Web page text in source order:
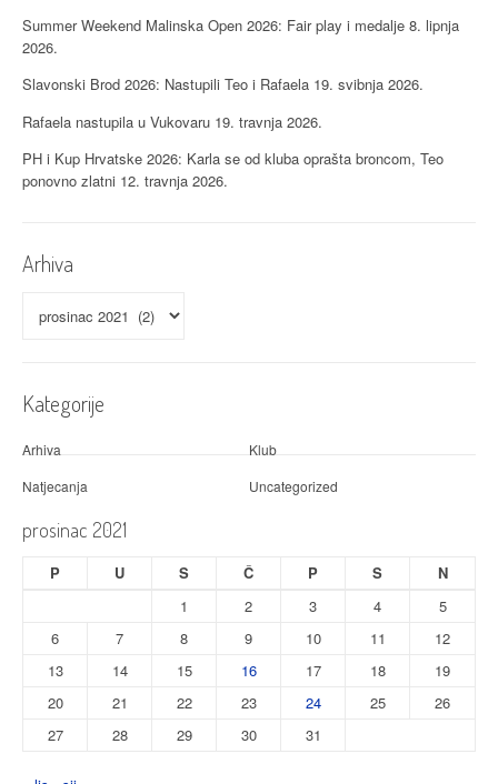
Summer Weekend Malinska Open 2026: Fair play i medalje 8. lipnja
2026.
Slavonski Brod 2026: Nastupili Teo i Rafaela 19. svibnja 2026.
Rafaela nastupila u Vukovaru 19. travnja 2026.
PH i Kup Hrvatske 2026: Karla se od kluba oprašta broncom, Teo
ponovno zlatni 12. travnja 2026.
Arhiva
Kategorije
Arhiva
Klub
Natjecanja
Uncategorized
prosinac 2021
P U S Č P S
N
1
2 3 4
5
6
7 8 9 10 11
12
13
14 15 16 17 18
19
20
21 22 23 24 25
26
27
28 29 30 31